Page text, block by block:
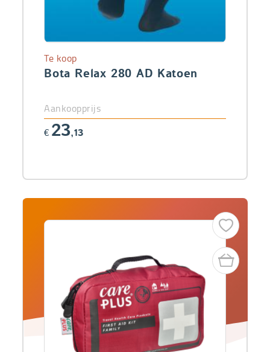
Bota Relax 280 AD Katoen
Te koop
Aankoopprijs
€ 23,13